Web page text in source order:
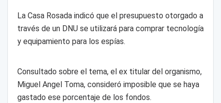
La Casa Rosada indicó que el presupuesto otorgado a
través de un DNU se utilizará para comprar tecnología
y equipamiento para los espías.
Consultado sobre el tema, el ex titular del organismo,
Miguel Angel Toma, consideró imposible que se haya
gastado ese porcentaje de los fondos.